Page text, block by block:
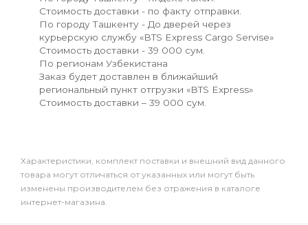
Стоимость доставки - по факту отправки.
По городу Ташкенту - До дверей через
курьерскую службу «BTS Express Cargo Servise»
Стоимость доставки - 39 000 сум.
По регионам Узбекистана
Заказ будет доставлен в ближайший
региональный пункт отгрузки «BTS Express»
Стоимость доставки – 39 000 сум.
Xарактеристики, комплект поставки и внешний вид данного
товара могут отличаться от указанных или могут быть
изменены производителем без отражения в каталоге
интернет-магазина.